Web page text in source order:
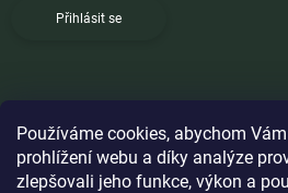
Používáme cookies, abychom
prohlížení webu a díky analýze
zlepšovali jeho funkce, výkon a
Přihlásit se